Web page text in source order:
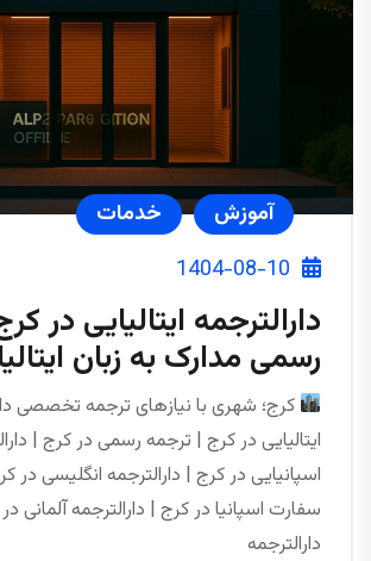
آموزش
خدمات
1404-08-10
دارالترجمه ایتالیایی در
رسمی مدارک به زبان
کرج؛ شهری با نیازهای ترجمه تخصصی
ایتالیایی در کرج | ترجمه رسمی در کرج |
اسپانیایی در کرج | دارالترجمه انگلیسی در
سفارت اسپانیا در کرج | دارالترجمه آلمانی
دارالترجمه